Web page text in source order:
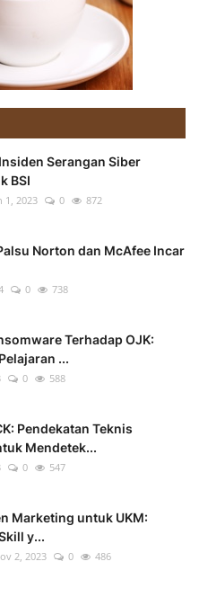
Serangan Siber
BSI
1, 2023 0 872
Norton dan McAfee Incar
0 738
Terhadap OJK:
...
0 588
Pendekatan Teknis
Mendetek...
0 547
Marketing untuk UKM:
y...
2, 2023 0 486